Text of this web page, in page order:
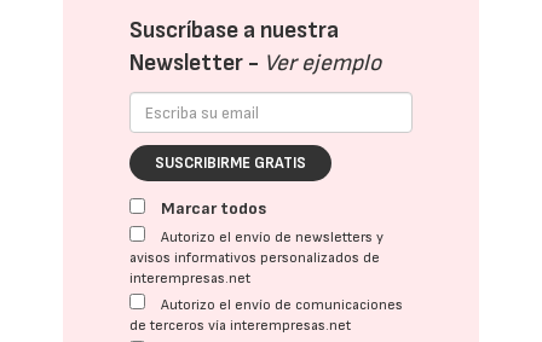
Suscríbase a nuestra
Newsletter - Ver ejemplo
SUSCRIBIRME GRATIS
Marcar todos
Autorizo el envío de newsletters y
avisos informativos personalizados de
interempresas.net
Autorizo el envío de comunicaciones
de terceros vía interempresas.net